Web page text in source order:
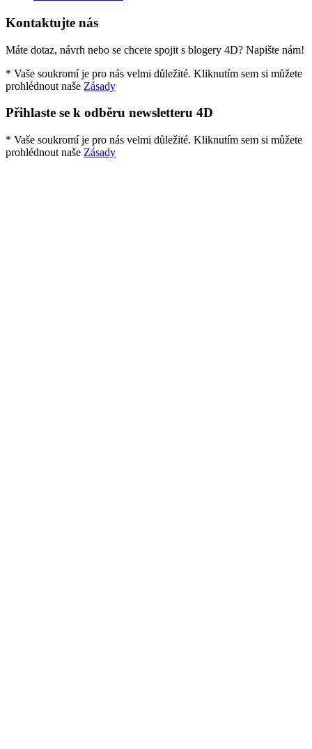
Kontaktujte nás
Máte dotaz, návrh nebo se chcete spojit s blogery 4D? Napište nám!
* Vaše soukromí je pro nás velmi důležité. Kliknutím sem si můžete
prohlédnout naše Zásady
Přihlaste se k odběru newsletteru 4D
* Vaše soukromí je pro nás velmi důležité. Kliknutím sem si můžete
prohlédnout naše Zásady